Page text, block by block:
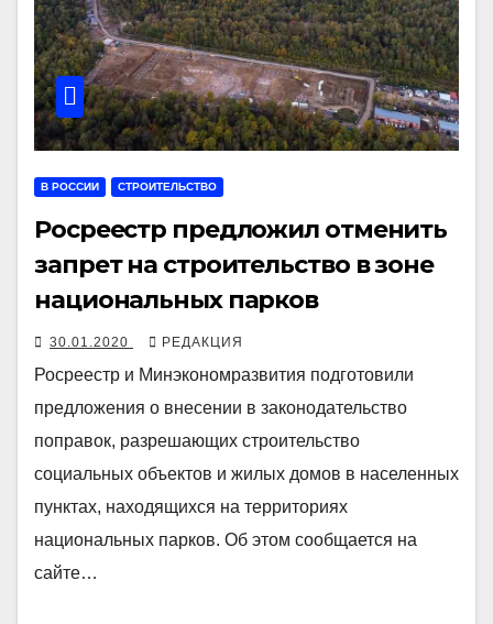
В РОССИИ СТРОИТЕЛЬСТВО
Росреестр предложил отменить
запрет на строительство в зоне
национальных парков
30.01.2020 РЕДАКЦИЯ
Росреестр и Минэкономразвития подготовили
предложения о внесении в законодательство
поправок, разрешающих строительство
социальных объектов и жилых домов в населенных
пунктах, находящихся на территориях
национальных парков. Об этом сообщается на
сайте…